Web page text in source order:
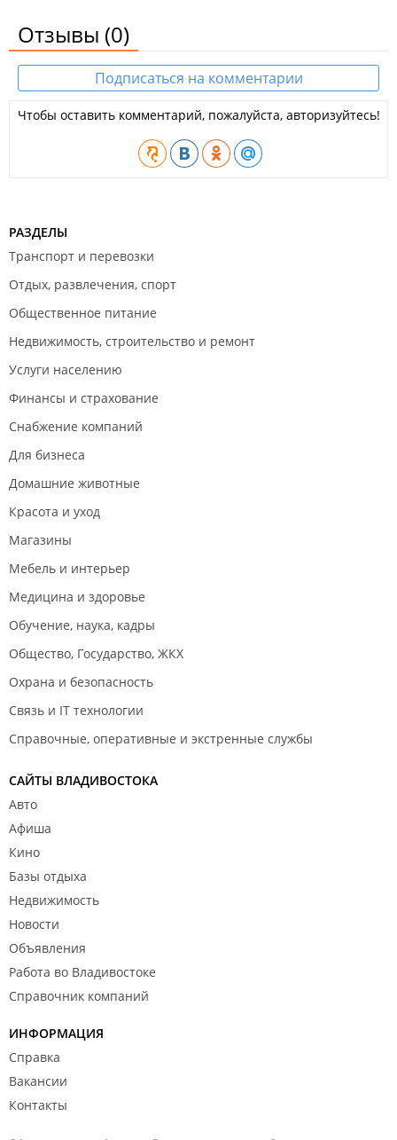
Отзывы (0)
Подписаться на комментарии
Чтобы оставить комментарий, пожалуйста, авторизуйтесь!
РАЗДЕЛЫ
Транспорт и перевозки
Отдых, развлечения, спорт
Общественное питание
Недвижимость, строительство и ремонт
Услуги населению
Финансы и страхование
Снабжение компаний
Для бизнеса
Домашние животные
Красота и уход
Магазины
Мебель и интерьер
Медицина и здоровье
Обучение, наука, кадры
Общество, Государство, ЖКХ
Охрана и безопасность
Связь и IT технологии
Справочные, оперативные и экстренные службы
САЙТЫ ВЛАДИВОСТОКА
Авто
Афиша
Кино
Базы отдыха
Недвижимость
Новости
Объявления
Работа во Владивостоке
Справочник компаний
ИНФОРМАЦИЯ
Справка
Вакансии
Контакты